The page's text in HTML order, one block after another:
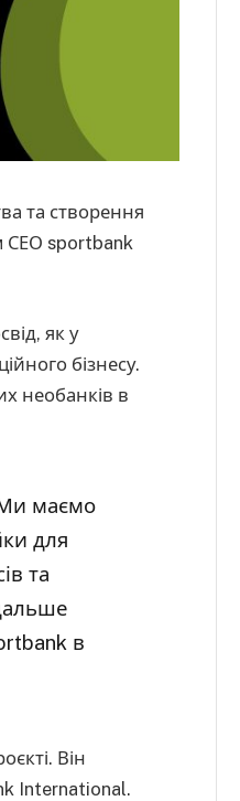
та створення
СЕО sportbank
як у
бізнесу.
необанків в
маємо
для
та
в
Він
International.